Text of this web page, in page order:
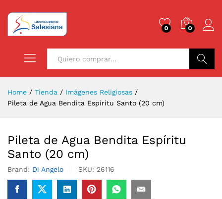
0 0
Home / Tienda / Imágenes Religiosas /
Pileta de Agua Bendita Espíritu Santo (20 cm)
Pileta de Agua Bendita Espíritu
Santo (20 cm)
Brand: Di Angelo SKU: 26116